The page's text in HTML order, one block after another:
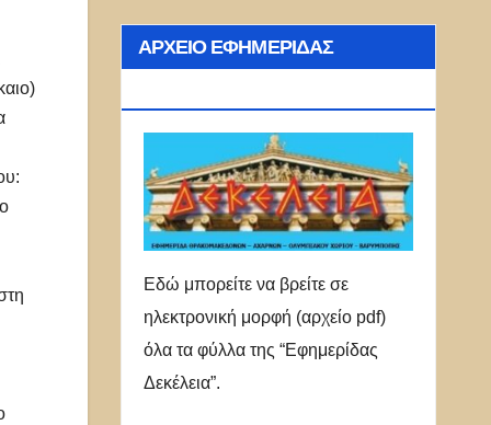
ΑΡΧΕΊΟ ΕΦΗΜΕΡΊΔΑΣ
Εδώ μπορείτε να βρείτε σε
ηλεκτρονική μορφή (αρχείο pdf)
όλα τα φύλλα της “Εφημερίδας
Δεκέλεια”.